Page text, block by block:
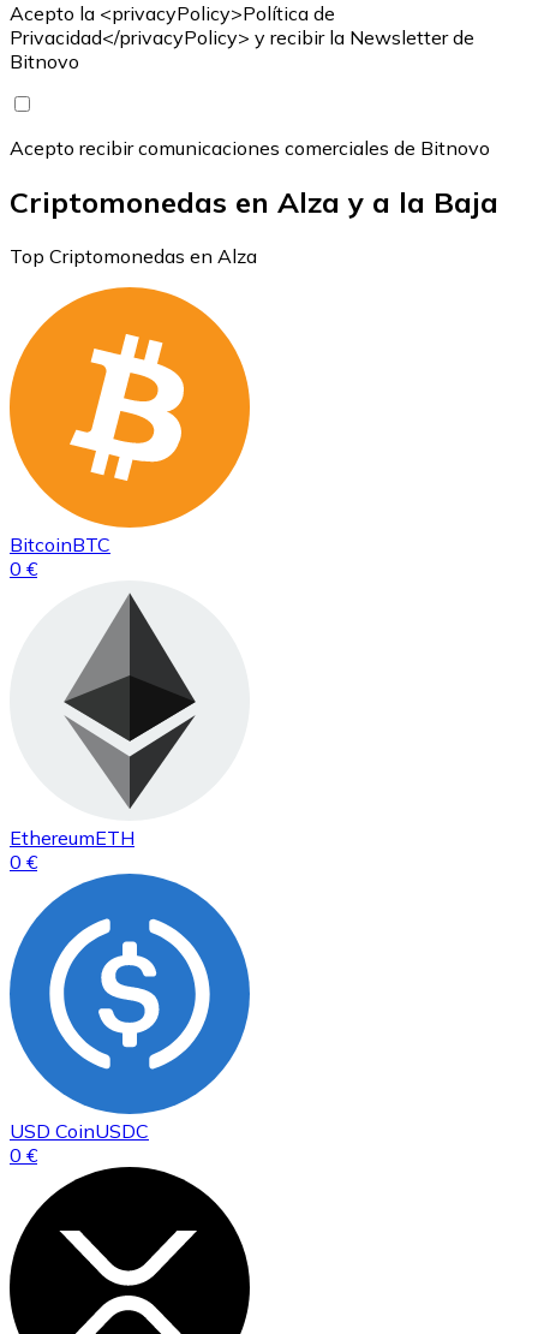
Acepto la <privacyPolicy>Política de
Privacidad</privacyPolicy> y recibir la Newsletter de
Bitnovo
Acepto recibir comunicaciones comerciales de Bitnovo
Criptomonedas en Alza y a la Baja
Top Criptomonedas en Alza
BitcoinBTC
0 €
EthereumETH
0 €
USD CoinUSDC
0 €